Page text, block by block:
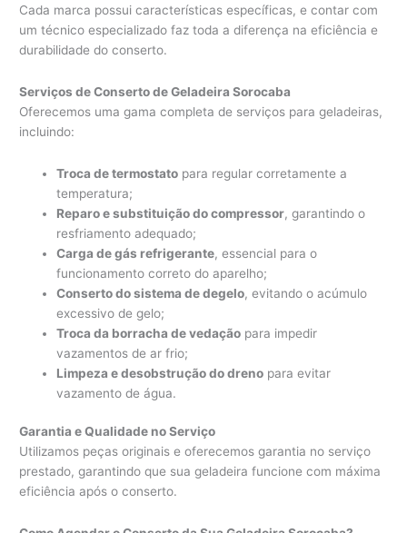
Cada marca possui características específicas, e contar com
um técnico especializado faz toda a diferença na eficiência e
durabilidade do conserto.
Serviços de Conserto de Geladeira Sorocaba
Oferecemos uma gama completa de serviços para geladeiras,
incluindo:
Troca de termostato para regular corretamente a
temperatura;
Reparo e substituição do compressor, garantindo o
resfriamento adequado;
Carga de gás refrigerante, essencial para o
funcionamento correto do aparelho;
Conserto do sistema de degelo, evitando o acúmulo
excessivo de gelo;
Troca da borracha de vedação para impedir
vazamentos de ar frio;
Limpeza e desobstrução do dreno para evitar
vazamento de água.
Garantia e Qualidade no Serviço
Utilizamos peças originais e oferecemos garantia no serviço
prestado, garantindo que sua geladeira funcione com máxima
eficiência após o conserto.